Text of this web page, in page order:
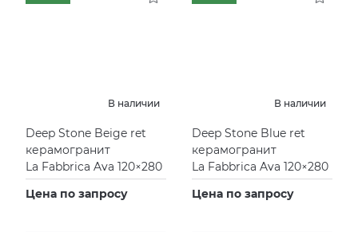
IMOLA CERAMICA
KERAMA MARAZZI
PAMESA
РАКОВИНЫ
СМЕСИТЕЛИ
УНИТАЗЫ И ПИCCУАРЫ
В наличии
Deep Stone Beige ret
керамогранит
La Fabbrica Ava 120×280
Цена по запросу
В наличии
Deep Stone Blue ret
керамогранит
La Fabbrica Ava 120×280
Цена по запросу